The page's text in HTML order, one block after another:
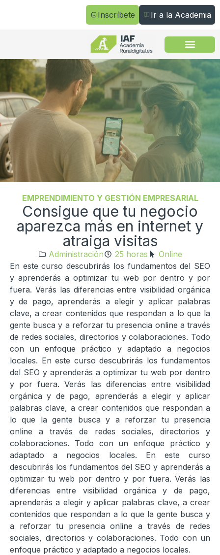
Inscríbete Ir a la Academia
EMPRENDIMIENTO Y GESTIÓN EMPRESARIAL
Consigue que tu negocio
aparezca más en internet y
atraiga visitas
Administración 25 horas
Online
En este curso descubrirás los fundamentos del SEO
y aprenderás a optimizar tu web por dentro y por
fuera. Verás las diferencias entre visibilidad orgánica
y de pago, aprenderás a elegir y aplicar palabras
clave, a crear contenidos que respondan a lo que la
gente busca y a reforzar tu presencia online a través
de redes sociales, directorios y colaboraciones. Todo
con un enfoque práctico y adaptado a negocios
locales. En este curso descubrirás los fundamentos
del SEO y aprenderás a optimizar tu web por dentro
y por fuera. Verás las diferencias entre visibilidad
orgánica y de pago, aprenderás a elegir y aplicar
palabras clave, a crear contenidos que respondan a
lo que la gente busca y a reforzar tu presencia
online a través de redes sociales, directorios y
colaboraciones. Todo con un enfoque práctico y
adaptado a negocios locales. En este curso
descubrirás los fundamentos del SEO y aprenderás a
optimizar tu web por dentro y por fuera. Verás las
diferencias entre visibilidad orgánica y de pago,
aprenderás a elegir y aplicar palabras clave, a crear
contenidos que respondan a lo que la gente busca y
a reforzar tu presencia online a través de redes
sociales, directorios y colaboraciones. Todo con un
enfoque práctico y adaptado a negocios locales.